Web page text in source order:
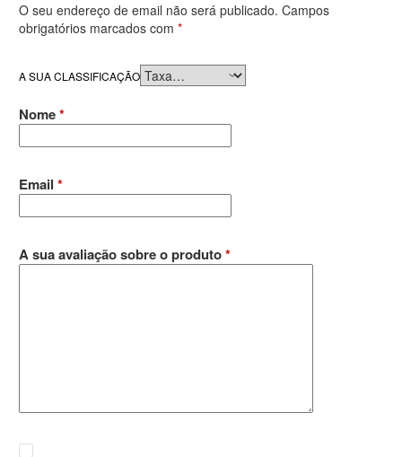
O seu endereço de email não será publicado. Campos
obrigatórios marcados com *
A SUA CLASSIFICAÇÃO
Nome*
Email *
A sua avaliação sobre o produto*